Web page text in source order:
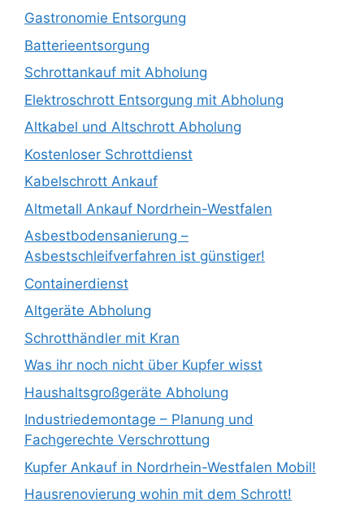
Gastronomie Entsorgung
Batterieentsorgung
Schrottankauf mit Abholung
Elektroschrott Entsorgung mit Abholung
Altkabel und Altschrott Abholung
Kostenloser Schrottdienst
Kabelschrott Ankauf
Altmetall Ankauf Nordrhein-Westfalen
Asbestbodensanierung –
Asbestschleifverfahren ist günstiger!
Containerdienst
Altgeräte Abholung
Schrotthändler mit Kran
Was ihr noch nicht über Kupfer wisst
Haushaltsgroßgeräte Abholung
Industriedemontage – Planung und
Fachgerechte Verschrottung
Kupfer Ankauf in Nordrhein-Westfalen Mobil!
Hausrenovierung wohin mit dem Schrott!